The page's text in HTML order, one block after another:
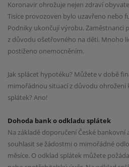
Koronavir ohrožuje nejen zdraví
Tisíce provozoven bylo uzavřeno nebo
Podniky ukončují výrobu. Zaměstnanci
z důvodu ošetřovného na děti. Mnoho
postiženo onemocněním.
Jak splácet hypotéku? Můžete v době
mimořádnou situací z důvodu ohrožení
splátek? Ano!
Dohoda bank o odkladu splátek
Na základě doporučení České bankovní
souhlasit se žádostmi o mimořádné
měsíce. O odklad splátek můžete